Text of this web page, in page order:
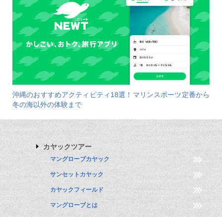
沖縄のおすすめアクティビティ18選！マリンスポーツ定番から
冬の海以外の体験まで
カヤックツアー
マングローブカヤック
サンセットカヤック
カヤックフィールド
マングローブとは